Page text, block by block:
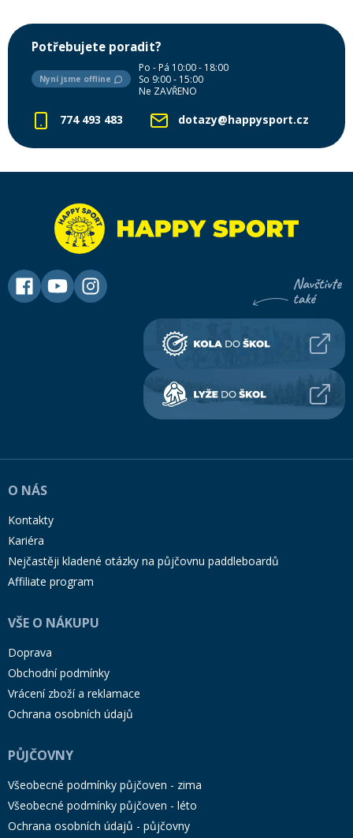
Potřebujete poradit?
Nyní jsme offline
Po - Pá 10:00 - 18:00
So 9:00 - 15:00
Ne ZAVŘENO
774 493 483 dotazy@happysport.cz
O NÁS
Kontakty
Kariéra
Nejčastěji kladené otázky na půjčovnu paddleboardů
Affiliate program
VŠE O NÁKUPU
Doprava
Obchodní podmínky
Vrácení zboží a reklamace
Ochrana osobních údajů
PŮJČOVNY
Všeobecné podmínky půjčoven - zima
Všeobecné podmínky půjčoven - léto
Ochrana osobních údajů - půjčovny